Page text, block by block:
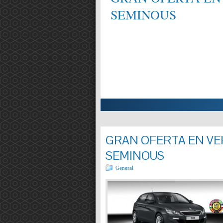
EN MECÀNICA,
Entrada completa »
SEMINOUS
GRAN OFERTA EN
SEMINOUS
General